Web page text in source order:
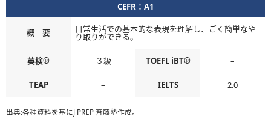
CEFR：A1
概 要 日常生活での基本的な表現を理解し、ごく簡単なや
り取りができる。
英検® ３級 TOEFL iBT® –
TEAP – IELTS 2.0
出典:各種資料を基にJ PREP 斉藤塾作成。